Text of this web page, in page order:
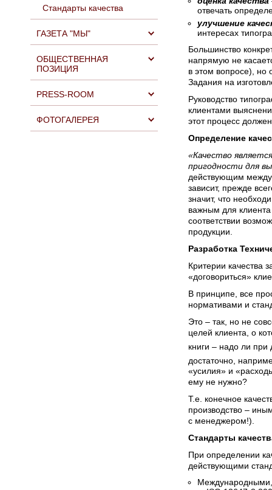
Стандарты качества
ГАЗЕТА "МЫ"
ОБЩЕСТВЕННАЯ
ПОЗИЦИЯ
PRESS-ROOM
ФОТОГАЛЕРЕЯ
отвечать
улучшение
интересах
Большинство
напрямую не
в этом вопросе), но
Задания на
Руководство
клиентами
этот процесс
Определение
«Качество
пригодности для
действующим
зависит, прежде
значит, что
важным для
соответствии
продукции.
Разработка
Критерии качества
«договориться»
В принципе, все
нормативами и
Это – так, но не
целей клиента, о
книги – надо ли
достаточно,
«усилия» и
ему не нужно?
Т.е. конечное
производство –
с менеджером!).
Стандарты
При определении
действующими
Международными,